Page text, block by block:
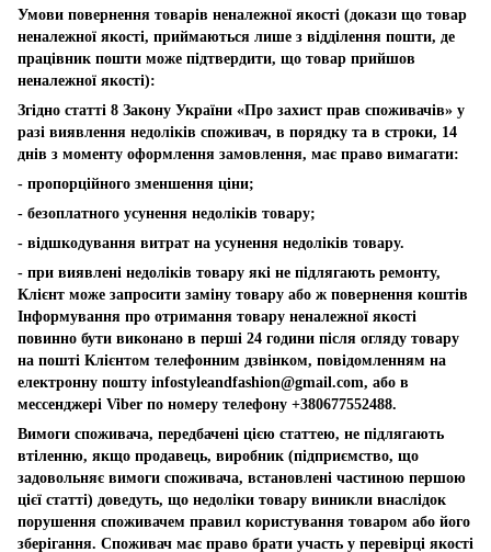
Умови повернення товарів неналежної якості (докази що товар
неналежної якості, приймаються лише з відділення пошти, де
працівник пошти може підтвердити, що товар прийшов
неналежної якості):
Згідно статті 8 Закону України «Про захист прав споживачів» у
разі виявлення недоліків споживач, в порядку та в строки, 14
днів з моменту оформлення замовлення, має право вимагати:
- пропорційного зменшення ціни;
- безоплатного усунення недоліків товару;
- відшкодування витрат на усунення недоліків товару.
- при виявлені недоліків товару які не підлягають ремонту,
Клієнт може запросити заміну товару або ж повернення коштів
Інформування про отримання товару неналежної якості
повинно бути виконано в перші 24 години після огляду товару
на пошті Клієнтом телефонним дзвінком, повідомленням на
електронну пошту infostyleandfashion@gmail.com, або в
мессенджері Viber по номеру телефону +380677552488.
Вимоги споживача, передбачені цією статтею, не підлягають
втіленню, якщо продавець, виробник (підприємство, що
задовольняє вимоги споживача, встановлені частиною першою
цієї статті) доведуть, що недоліки товару виникли внаслідок
порушення споживачем правил користування товаром або його
зберігання. Споживач має право брати участь у перевірці якості